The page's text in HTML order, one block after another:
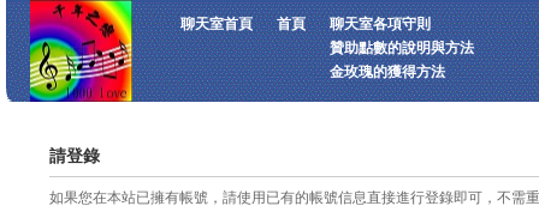
聊天室首頁 首頁
聊天室各項守則
贊助點數的說明與方法
金玫瑰的獲得方法
請登錄
如果您在本站已擁有帳號，請使用已有的帳號信息直接進行登錄即可，不需